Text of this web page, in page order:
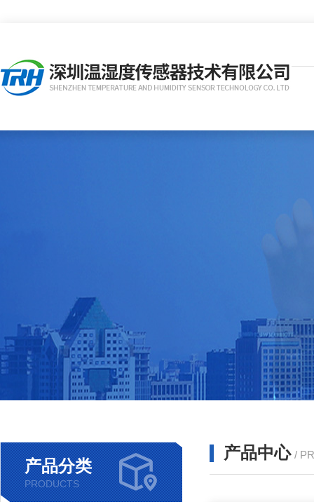
产品分类
PRODUCTS
产品中心 /